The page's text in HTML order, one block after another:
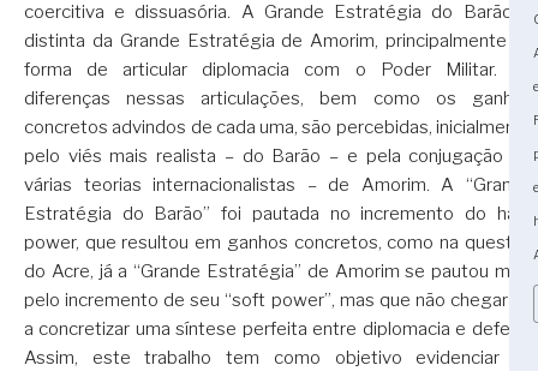
coercitiva e dissuasória. A Grande Estratégia do Barão é
distinta da Grande Estratégia de Amorim, principalmente na
forma de articular diplomacia com o Poder Militar. As
diferenças nessas articulações, bem como os ganhos
concretos advindos de cada uma, são percebidas, inicialmente
pelo viés mais realista – do Barão – e pela conjugação de
várias teorias internacionalistas – de Amorim. A “Grande
Estratégia do Barão” foi pautada no incremento do hard
power, que resultou em ganhos concretos, como na questão
do Acre, já a “Grande Estratégia” de Amorim se pautou mais
pelo incremento de seu “soft power”, mas que não chegaram
a concretizar uma síntese perfeita entre diplomacia e defesa.
Assim, este trabalho tem como objetivo evidenciar as